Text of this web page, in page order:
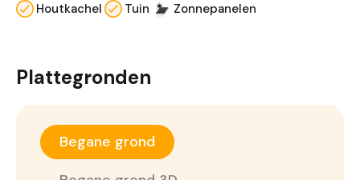
Houtkachel Tuin Zonnepanelen
Plattegronden
Begane grond